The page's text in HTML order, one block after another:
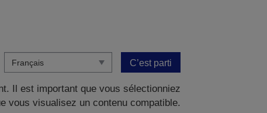
C’est parti
Il est important que vous sélectionniez
vous visualisez un contenu compatible.